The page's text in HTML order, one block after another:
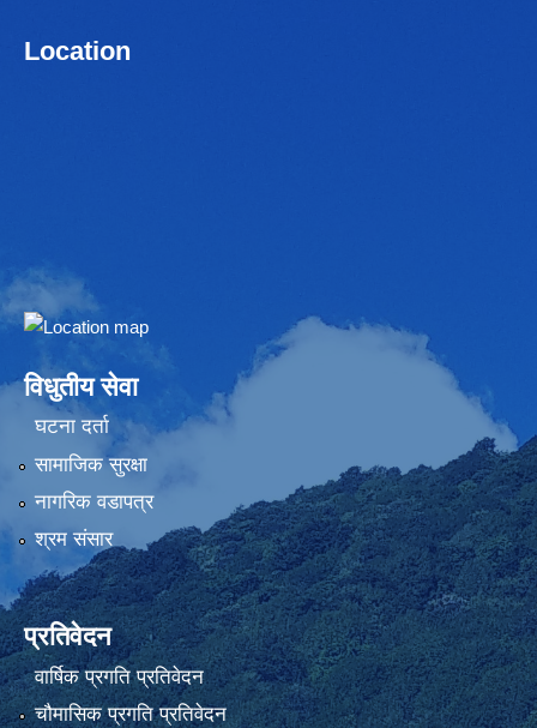
Location
Embed Google Map
विधुतीय सेवा
घटना दर्ता
सामाजिक सुरक्षा
नागरिक वडापत्र
श्रम संसार
प्रतिवेदन
वार्षिक प्रगति प्रतिवेदन
चौमासिक प्रगति प्रतिवेदन